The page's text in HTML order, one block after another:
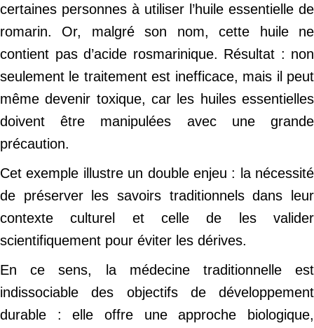
certaines personnes à utiliser l’huile essentielle de
romarin. Or, malgré son nom, cette huile ne
contient pas d’acide rosmarinique. Résultat : non
seulement le traitement est inefficace, mais il peut
même devenir toxique, car les huiles essentielles
doivent être manipulées avec une grande
précaution.
Cet exemple illustre un double enjeu : la nécessité
de préserver les savoirs traditionnels dans leur
contexte culturel et celle de les valider
scientifiquement pour éviter les dérives.
En ce sens, la médecine traditionnelle est
indissociable des objectifs de développement
durable : elle offre une approche biologique,